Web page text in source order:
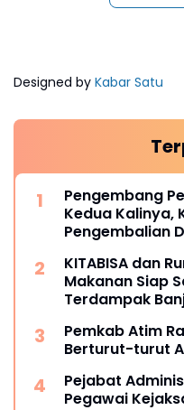
Designed by Kabar Satu
Pengembang
Kedua Kalinya,
Pengembalian
KITABISA dan
Makanan Siap
Terdampak
Pemkab Atim
Berturut-turut
Pejabat
Pegawai